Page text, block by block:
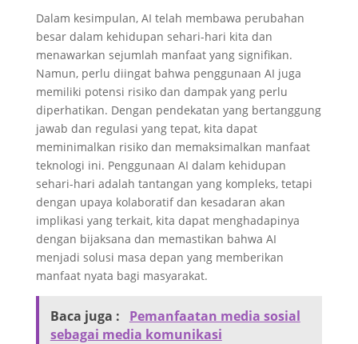
Dalam kesimpulan, AI telah membawa perubahan
besar dalam kehidupan sehari-hari kita dan
menawarkan sejumlah manfaat yang signifikan.
Namun, perlu diingat bahwa penggunaan AI juga
memiliki potensi risiko dan dampak yang perlu
diperhatikan. Dengan pendekatan yang bertanggung
jawab dan regulasi yang tepat, kita dapat
meminimalkan risiko dan memaksimalkan manfaat
teknologi ini. Penggunaan AI dalam kehidupan
sehari-hari adalah tantangan yang kompleks, tetapi
dengan upaya kolaboratif dan kesadaran akan
implikasi yang terkait, kita dapat menghadapinya
dengan bijaksana dan memastikan bahwa AI
menjadi solusi masa depan yang memberikan
manfaat nyata bagi masyarakat.
Baca juga :
Pemanfaatan media sosial
sebagai media komunikasi